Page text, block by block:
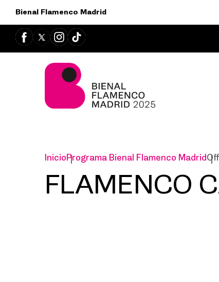
Bienal Flamenco Madrid
InicioPrograma Bienal Flamenco Madrid
FLAMENCO